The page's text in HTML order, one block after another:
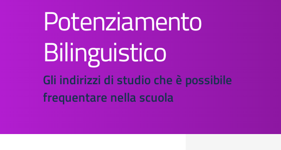
Potenziamento
Bilinguistico
Gli indirizzi di studio che è possibile
frequentare nella scuola